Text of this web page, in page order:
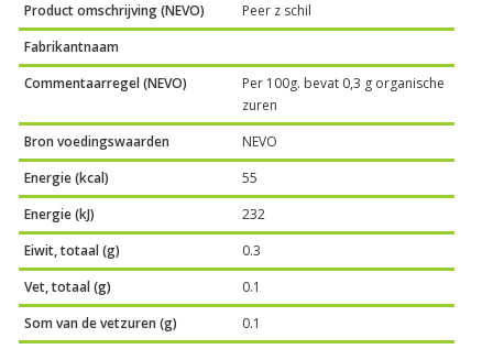
Product omschrijving (NEVO)
Peer z schil
Fabrikantnaam
Commentaarregel (NEVO)
Per 100g. bevat 0,3 g organische
zuren
Bron voedingswaarden
NEVO
Energie (kcal)
55
Energie (kJ)
232
Eiwit, totaal (g)
0.3
Vet, totaal (g)
0.1
Som van de vetzuren (g)
0.1